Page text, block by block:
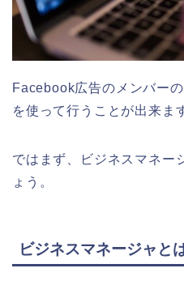
Facebook広告のメンバー
を使って行うことが出来ま
ではまず、ビジネスマネー
ょう。
ビジネスマネージャと